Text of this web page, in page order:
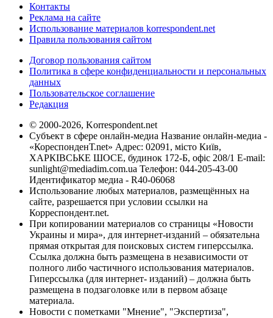
Контакты
Реклама на сайте
Использование материалов korrespondent.net
Правила пользования сайтом
Договор пользования сайтом
Политика в сфере конфиденциальности и персональных
данных
Пользовательское соглашение
Редакция
© 2000-2026, Korrespondent.net
Субъект в сфере онлайн-медиа Название онлайн-медиа -
«КореспонденТ.net» Адрес: 02091, місто Київ,
ХАРКІВСЬКЕ ШОСЕ, будинок 172-Б, офіс 208/1 E-mail:
sunlight@mediadim.com.ua Телефон: 044-205-43-00
Идентификатор медиа - R40-06068
Использование любых материалов, размещённых на
сайте, разрешается при условии ссылки на
Корреспондент.net.
При копировании материалов со страницы «Новости
Украины и мира», для интернет-изданий – обязательна
прямая открытая для поисковых систем гиперссылка.
Ссылка должна быть размещена в независимости от
полного либо частичного использования материалов.
Гиперссылка (для интернет- изданий) – должна быть
размещена в подзаголовке или в первом абзаце
материала.
Новости с пометками "Мнение", "Экспертиза",